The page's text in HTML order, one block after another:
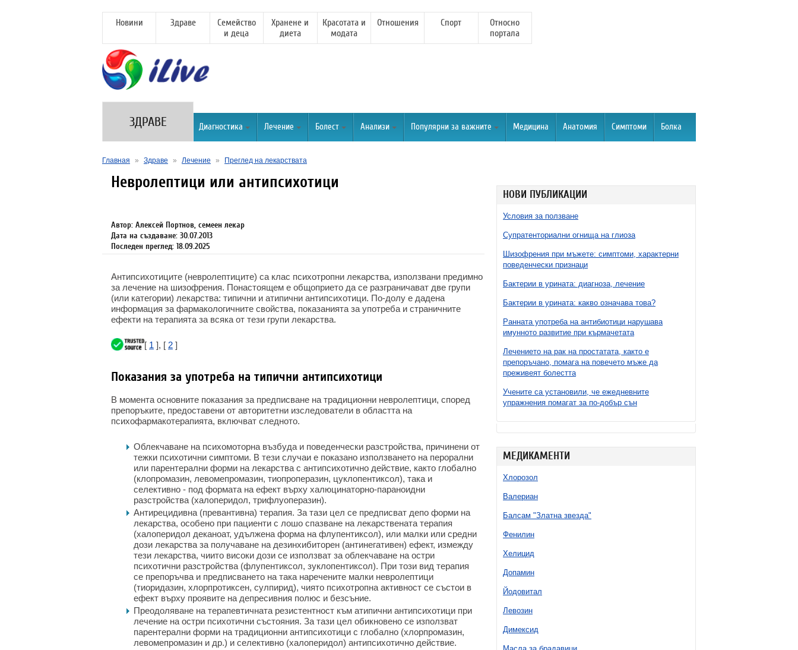
Новини Здраве
Семейство
и деца
Хранене и
диета
Красотата и
модата
Отношения Спорт
Относно
портала
ЗДРАВЕ Диагностика Лечение Болест Анализи Популярни за важните Медицина Анатомия Симптоми Болка
Главная » Здраве » Лечение » Преглед на лекарствата
НОВИ ПУБЛИКАЦИИ
Условия за ползване
Супратенториални огнища на глиоза
Шизофрения при мъжете: симптоми, характерни
поведенчески признаци
Бактерии в урината: диагноза, лечение
Бактерии в урината: какво означава това?
Ранната употреба на антибиотици нарушава
имунното развитие при кърмачетата
Лечението на рак на простатата, както е
препоръчано, помага на повечето мъже да
преживеят болестта
Учените са установили, че ежедневните
упражнения помагат за по-добър сън
МЕДИКАМЕНТИ
Хлорозол
Валериан
Балсам "Златна звезда"
Фенилин
Хелицид
Допамин
Йодовитал
Левозин
Димексид
Невролептици или антипсихотици
Автор: Алексей Портнов, семеен лекар
Дата на създаване: 30.07.2013
Последен преглед: 18.09.2025
Антипсихотиците (невролептиците) са клас психотропни лекарства, използвани предимно
за лечение на шизофрения. Понастоящем е общоприето да се разграничават две групи
(или категории) лекарства: типични и атипични антипсихотици. По-долу е дадена
информация за фармакологичните свойства, показанията за употреба и страничните
ефекти на терапията за всяка от тези групи лекарства.
[ 1 ], [ 2 ]
Показания за употреба на типични антипсихотици
В момента основните показания за предписване на традиционни невролептици, според
препоръките, предоставени от авторитетни изследователи в областта на
психофармакотерапията, включват следното.
Облекчаване на психомоторна възбуда и поведенчески разстройства, причинени от
тежки психотични симптоми. В тези случаи е показано използването на перорални
или парентерални форми на лекарства с антипсихотично действие, както глобално
(клопромазин, левомепромазин, тиопроперазин, цуклопентиксол), така и
селективно - под формата на ефект върху халюцинаторно-параноидни
разстройства (халоперидол, трифлуоперазин).
Антирецидивна (превантивна) терапия. За тази цел се предписват депо форми на
лекарства, особено при пациенти с лошо спазване на лекарствената терапия
(халоперидол деканоат, удължена форма на флупентиксол), или малки или средни
дози лекарства за получаване на дезинхибиторен (антинегативен) ефект, измежду
тези лекарства, чиито високи дози се използват за облекчаване на остри
психотични разстройства (флупентиксол, зуклопентиксол). При този вид терапия
се препоръчва и предписването на така наречените малки невролептици
(тиоридазин, хлорпротиксен, сулпирид), чиято психотропна активност се състои в
ефект върху проявите на депресивния полюс и безсъние.
Преодоляване на терапевтичната резистентност към атипични антипсихотици при
лечение на остри психотични състояния. За тази цел обикновено се използват
парентерални форми на традиционни антипсихотици с глобално (хлорпромазин,
левомепромазин и др.) и селективно (халоперидол) антипсихотично действие.